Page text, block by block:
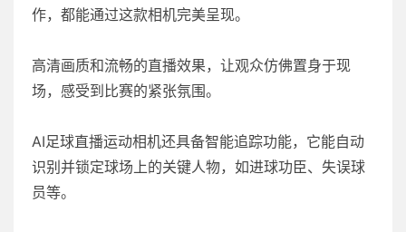
作，都能通过这款相机完美呈现。
高清画质和流畅的直播效果，让观众仿佛置身于现
场，感受到比赛的紧张氛围。
AI足球直播运动相机还具备智能追踪功能，它能自动
识别并锁定球场上的关键人物，如进球功臣、失误球
员等。